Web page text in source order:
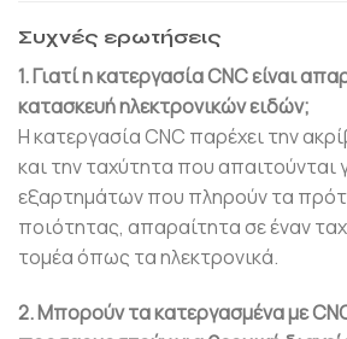
Συχνές ερωτήσεις
1. Γιατί η κατεργασία CNC είναι
κατασκευή ηλεκτρονικών ειδών;
Η κατεργασία CNC παρέχει την
και την ταχύτητα που απαιτούνται
εξαρτημάτων που πληρούν τα
ποιότητας, απαραίτητα σε έναν
τομέα όπως τα ηλεκτρονικά.
2. Μπορούν τα κατεργασμένα με